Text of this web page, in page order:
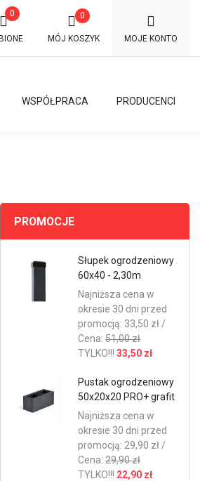
0
MÓJ KOSZYK
0
MOJE KONTO
PRODUCENCI
WSPÓŁPRACA
PROMOCJE
Słupek ogrodzeniowy
60x40 - 2,30m
Najniższa cena w
okresie 30 dni przed
promocją: 33,50 zł /
Cena: 51,00 zł
TYLKO!!! 33,50 zł
Pustak ogrodzeniowy
50x20x20 PRO+ grafit
Najniższa cena w
okresie 30 dni przed
promocją: 29,90 zł /
Cena: 29,90 zł
TYLKO!!! 22,90 zł